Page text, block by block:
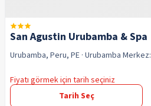
San Agustin Urubamba & Spa
Urubamba, Peru, PE · Urubamba Merkez:
Fiyatı görmek için tarih seçiniz
Tarih Seç